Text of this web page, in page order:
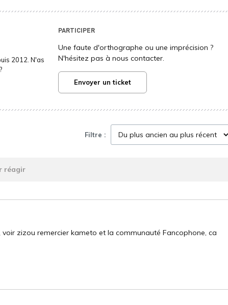
2012. N'as
PARTICIPER
Une faute d'orthographe ou une imprécision ?
N'hésitez pas à nous contacter.
Envoyer un ticket
Filtre :
réagir
zizou remercier kameto et la communauté Fancophone, ca